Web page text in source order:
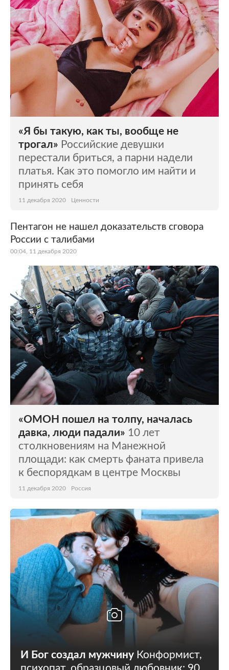
«Я бы такую, как ты, вообще не
трогал» Российские девушки
перестали бриться, а парни надели
платья. Как это помогло им найти и
принять себя
11 декабря 2020 Ценности
Пентагон не нашел доказательств сговора
России с талибами
00:04, 11 декабря 2020
«ОМОН пошел на толпу, началась
давка, люди падали» 10 лет
столкновениям на Манежной
площади: как смерть фаната привела
к беспорядкам в центре Москвы
11 декабря 2020 Россия
И Бог создал мужчину Конформист,